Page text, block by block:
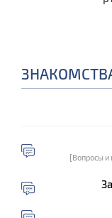
[Вопросы и